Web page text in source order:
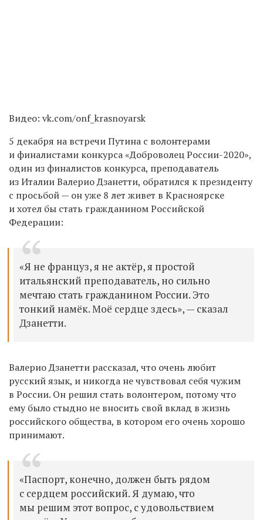
Видео: vk.com/onf_krasnoyarsk
5 декабря на встречи Путина с волонтерами
и финалистами конкурса «Доброволец России-2020»,
один из финалистов конкурса, преподаватель
из Италии Валерио Дзанетти, обратился к президенту
с просьбой — он уже 8 лет живет в Красноярске
и хотел бы стать гражданином Российской
Федерации:
«Я не француз, я не актёр, я простой
итальянский преподаватель, но сильно
мечтаю стать гражданином России. Это
тонкий намёк. Моё сердце здесь», — сказал
Дзанетти.
Валерио Дзанетти рассказал, что очень любит
русский язык, и никогда не чувствовал себя чужим
в России. Он решил стать волонтером, потому что
ему было стыдно не вносить свой вклад в жизнь
российского общества, в котором его очень хорошо
принимают.
«Паспорт, конечно, должен быть рядом
с сердцем российский. Я думаю, что
мы решим этот вопрос, с удовольствием